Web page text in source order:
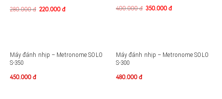
280.000đ 220.000đ 400.000đ 350.000đ
Máy đánh nhịp – Metronome SOLO
S-350
450.000 đ
Máy đánh nhịp – Metronome SOLO
S-300
480.000 đ